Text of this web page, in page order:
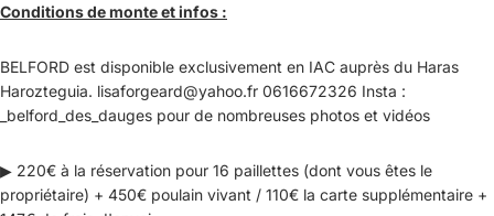
Conditions de monte et infos :
BELFORD est disponible exclusivement en IAC auprès du Haras
Harozteguia. lisaforgeard@yahoo.fr 0616672326 Insta :
_belford_des_dauges pour de nombreuses photos et vidéos
▶ 220€ à la réservation pour 16 paillettes (dont vous êtes le
propriétaire) + 450€ poulain vivant / 110€ la carte supplémentaire +